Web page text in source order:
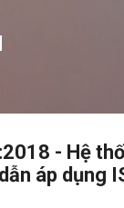
- Hệ
áp dụng